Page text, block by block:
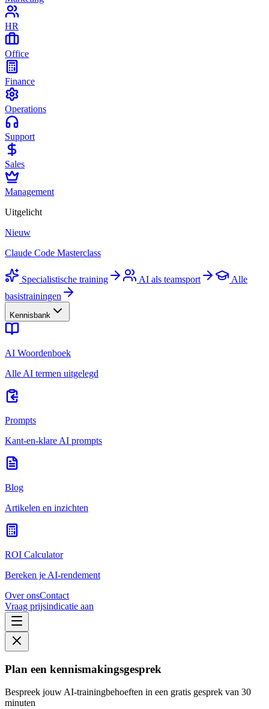
HR
Office
Finance
Operations
Support
Sales
Management
Uitgelicht
Nieuw
Claude Code Masterclass
Specialistische training AI als teamsport
Alle
basistrainingen
Kennisbank
AI Woordenboek
Alle AI termen uitgelegd
Prompts
Kant-en-klare AI prompts
Blog
Artikelen en inzichten
ROI Calculator
Bereken je AI-rendement
Over onsContact
Vraag prijsindicatie aan
Plan een kennismakingsgesprek
Bespreek jouw AI-trainingbehoeften in een gratis gesprek van 30
minuten